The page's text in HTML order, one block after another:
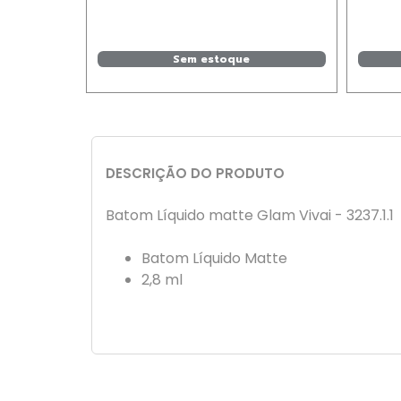
Sem estoque
DESCRIÇÃO DO PRODUTO
Batom Líquido matte Glam Vivai - 3237.1.1
Batom Líquido Matte
2,8 ml